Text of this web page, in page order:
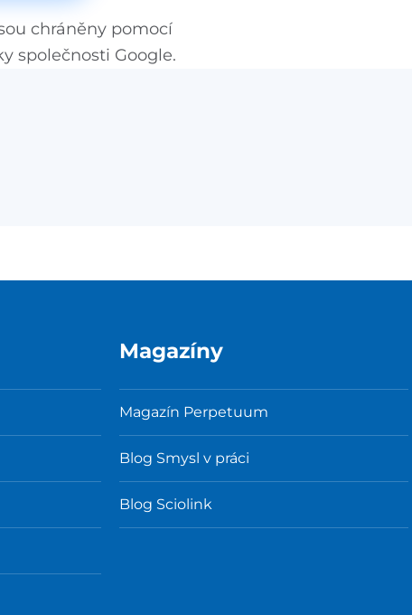
chráněny pomocí
společnosti Google.
Magazíny
Magazín Perpetuum
Blog Smysl v práci
Blog Sciolink